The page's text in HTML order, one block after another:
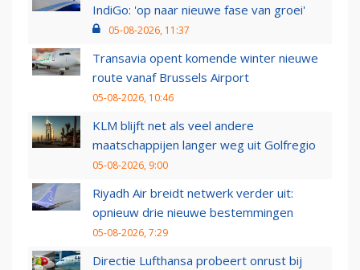
IndiGo: 'op naar nieuwe fase van groei'
05-08-2026, 11:37
Transavia opent komende winter nieuwe
route vanaf Brussels Airport
05-08-2026, 10:46
KLM blijft net als veel andere
maatschappijen langer weg uit Golfregio
05-08-2026, 9:00
Riyadh Air breidt netwerk verder uit:
opnieuw drie nieuwe bestemmingen
05-08-2026, 7:29
Directie Lufthansa probeert onrust bij